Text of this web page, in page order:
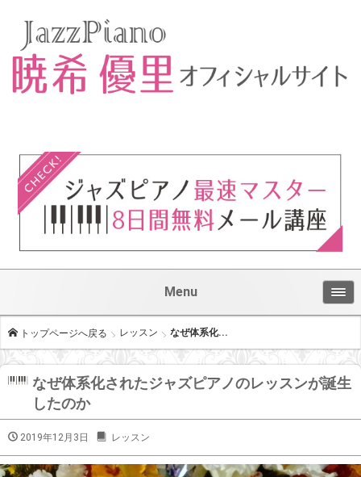
Menu
トップページへ戻る レッスン なぜ体系化...
なぜ体系化されたジャズピアノのレッスンが誕生
したのか
2019年12月3日 レッスン